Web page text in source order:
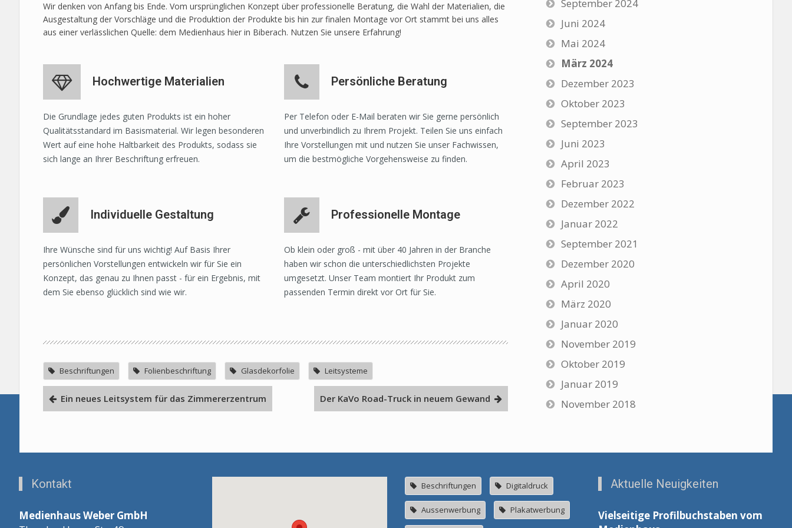
Wir denken von Anfang bis Ende. Vom ursprünglichen Konzept über professionelle Beratung, die Wahl der Materialien, die
Ausgestaltung der Vorschläge und die Produktion der Produkte bis hin zur finalen Montage vor Ort stammt bei uns alles
aus einer verlässlichen Quelle: dem Medienhaus hier in Biberach. Nutzen Sie unsere Erfahrung!
Hochwertige Materialien
Die Grundlage jedes guten Produkts ist ein hoher
Qualitätsstandard im Basismaterial. Wir legen besonderen
Wert auf eine hohe Haltbarkeit des Produkts, sodass sie
sich lange an Ihrer Beschriftung erfreuen.
Persönliche Beratung
Per Telefon oder E-Mail beraten wir Sie gerne persönlich
und unverbindlich zu Ihrem Projekt. Teilen Sie uns einfach
Ihre Vorstellungen mit und nutzen Sie unser Fachwissen,
um die bestmögliche Vorgehensweise zu finden.
Individuelle Gestaltung
Ihre Wünsche sind für uns wichtig! Auf Basis Ihrer
persönlichen Vorstellungen entwickeln wir für Sie ein
Konzept, das genau zu Ihnen passt - für ein Ergebnis, mit
dem Sie ebenso glücklich sind wie wir.
Professionelle Montage
Ob klein oder groß - mit über 40 Jahren in der Branche
haben wir schon die unterschiedlichsten Projekte
umgesetzt. Unser Team montiert Ihr Produkt zum
passenden Termin direkt vor Ort für Sie.
Beschriftungen Folienbeschriftung Glasdekorfolie Leitsysteme
Ein neues Leitsystem für das Zimmererzentrum Der KaVo Road-Truck in neuem Gewand
September 2024
Juni 2024
Mai 2024
März 2024
Dezember 2023
Oktober 2023
September 2023
Juni 2023
April 2023
Februar 2023
Dezember 2022
Januar 2022
September 2021
Dezember 2020
April 2020
März 2020
Januar 2020
November 2019
Oktober 2019
Januar 2019
November 2018
Kontakt
Medienhaus Weber GmbH
Beschriftungen Digitaldruck
Aussenwerbung Plakatwerbung
Aktuelle Neuigkeiten
Vielseitige Profilbuchstaben vom